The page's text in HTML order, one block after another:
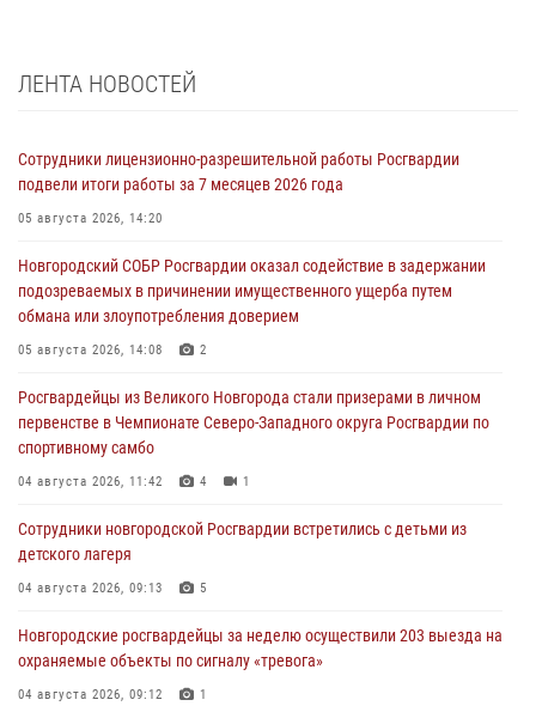
ЛЕНТА НОВОСТЕЙ
Сотрудники лицензионно-разрешительной работы Росгвардии
подвели итоги работы за 7 месяцев 2026 года
05 августа 2026, 14:20
Новгородский СОБР Росгвардии оказал содействие в задержании
подозреваемых в причинении имущественного ущерба путем
обмана или злоупотребления доверием
05 августа 2026, 14:08 2
Росгвардейцы из Великого Новгорода стали призерами в личном
первенстве в Чемпионате Северо-Западного округа Росгвардии по
спортивному самбо
04 августа 2026, 11:42 4 1
Сотрудники новгородской Росгвардии встретились с детьми из
детского лагеря
04 августа 2026, 09:13 5
Новгородские росгвардейцы за неделю осуществили 203 выезда на
охраняемые объекты по сигналу «тревога»
04 августа 2026, 09:12 1